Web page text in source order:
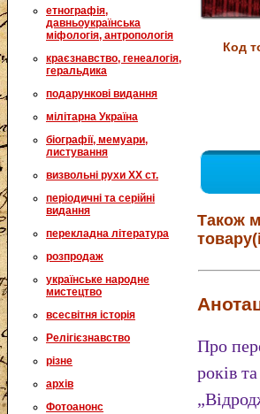
етнографія,
давньоукраїнська
міфологія, антропологія
краєзнавство, генеалогія,
геральдика
подарункові видання
мілітарна Україна
біографії, мемуари,
листування
визвольні рухи XX ст.
періодичні та серійні
видання
перекладна література
розпродаж
українське народне
мистецтво
всесвітня історія
Релігієзнавство
різне
архів
Фотоанонс
Код
Також
Про
років